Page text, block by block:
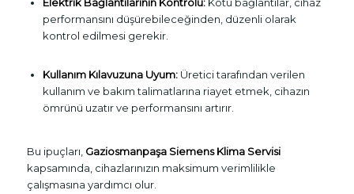
performansını düşürebileceğinden, düzenli olarak
kontrol edilmesi gerekir.
Kullanım Kılavuzuna Uyum:Üretici tarafından verilen
kullanım ve bakım talimatlarına riayet etmek, cihazın
ömrünü uzatır ve performansını artırır.
Bu ipuçları, Gaziosmanpaşa Siemens Klima Servisi
kapsamında, cihazlarınızın maksimum verimlilikle
çalışmasına yardımcı olur.